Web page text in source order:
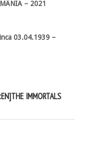
– 2021
03.04.1939 –
IMMORTALS